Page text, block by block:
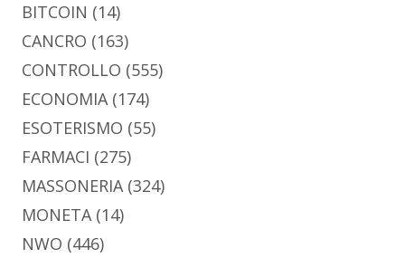
BITCOIN (14)
CANCRO (163)
CONTROLLO (555)
ECONOMIA(174)
ESOTERISMO (55)
FARMACI (275)
MASSONERIA(324)
MONETA(14)
NWO (446)